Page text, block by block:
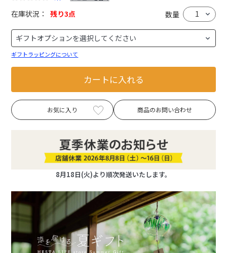
在庫状況： 残り3点 数量
ギフトラッピングについて
カートに入れる
お気に入り 商品のお問い合わせ
8月18日(火)より順次発送いたします。